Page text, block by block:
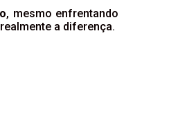
, mesmo enfrentando
a diferença.